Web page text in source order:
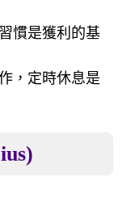
慣是獲利的基
，定時休息是